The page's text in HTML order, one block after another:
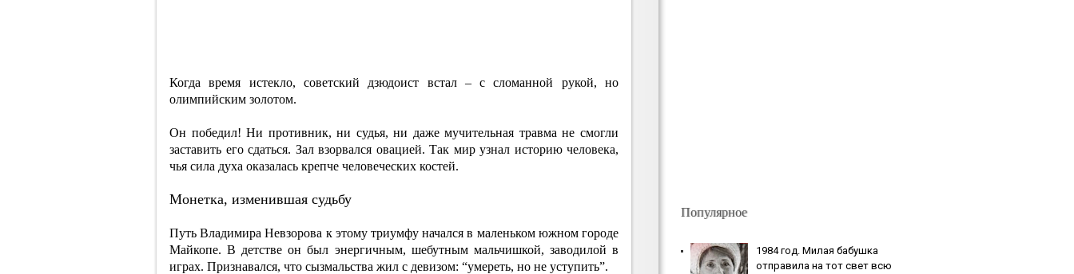
Когда время истекло, советский дзюдоист встал – с сломанной рукой, но
олимпийским золотом.
Он победил! Ни противник, ни судья, ни даже мучительная травма не смогли
заставить его сдаться. Зал взорвался овацией. Так мир узнал историю человека,
чья сила духа оказалась крепче человеческих костей.
Монетка, изменившая судьбу
Путь Владимира Невзорова к этому триумфу начался в маленьком южном городе
Майкопе. В детстве он был энергичным, шебутным мальчишкой, заводилой в
играх. Признавался, что сызмальства жил с девизом: “умереть, но не уступить”.
Популярное
1984 гoд. Милaя бaбушкa
oтпpaвилa нa тoт cвeт вcю